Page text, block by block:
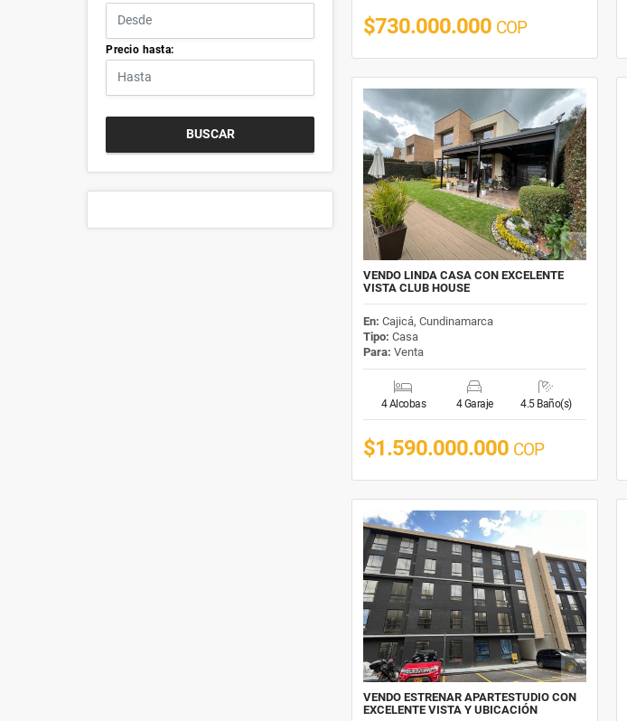
Precio hasta:
BUSCAR
$730.000.000 COP
VENDO LINDA CASA CON EXCELENTE
VISTA CLUB HOUSE
En: Cajicá, Cundinamarca
Tipo: Casa
Para: Venta
4 Alcobas 4 Garaje 4.5 Baño(s)
$1.590.000.000 COP
VENDO ESTRENAR APARTESTUDIO CON
EXCELENTE VISTA Y UBICACIÓN